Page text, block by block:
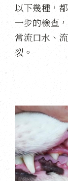
以下幾種，
一步的檢查
常流口水、
裂。